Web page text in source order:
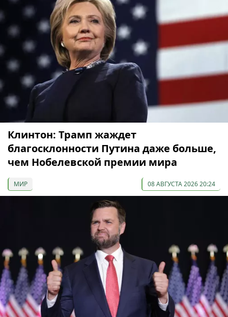
Клинтон: Трамп жаждет
благосклонности Путина даже больше,
чем Нобелевской премии мира
МИР 08 АВГУСТА 2026 20:24